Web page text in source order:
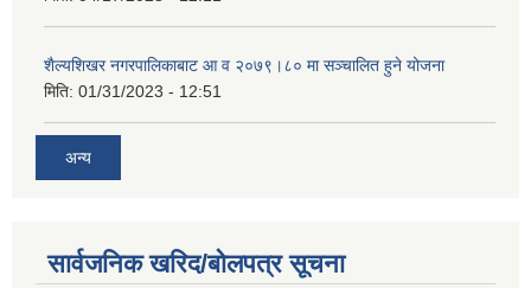
शैल्यशिखर नगरपालिकाबाट आ व २०७९।८० मा सञ्चालित हुने योजना
मिति: 01/31/2023 - 12:51
अन्य
सार्वजनिक खरिद/बोलपत्र सूचना